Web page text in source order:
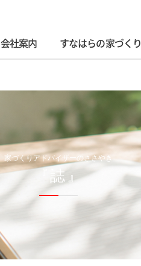
会社案内 すなはらの家づくり
家づくりアドバイザーのささやき
『誌』